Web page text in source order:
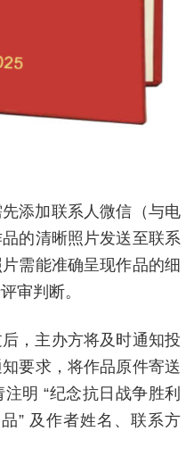
添加联系人微信（与电
的清晰照片发送至联系
需能准确呈现作品的细
审判断。
，主办方将及时通知投
要求，将作品原件寄送
明 “纪念抗日战争胜利
” 及作者姓名、联系方